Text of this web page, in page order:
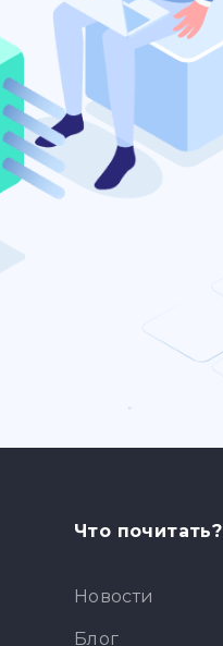
Что почитать?
Новости
Блог